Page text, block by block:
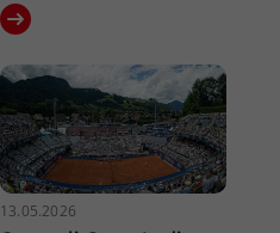
13.05.2026